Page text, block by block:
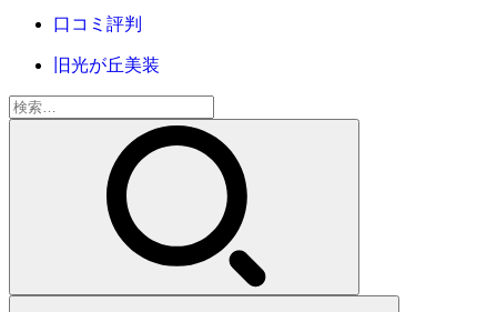
口コミ評判
旧光が丘美装
検
索: